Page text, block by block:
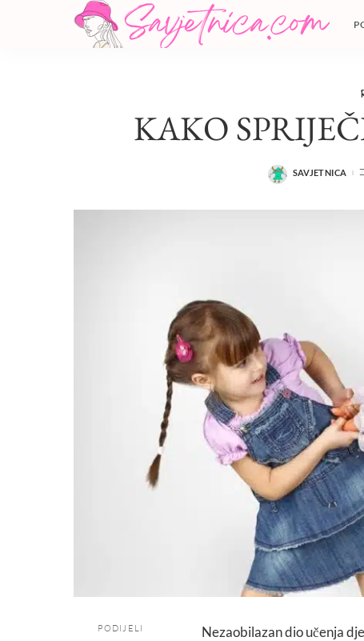
KAKO
POSTED
SAVJETNICA
PODIJELI
Nezaobilazan dio učenja